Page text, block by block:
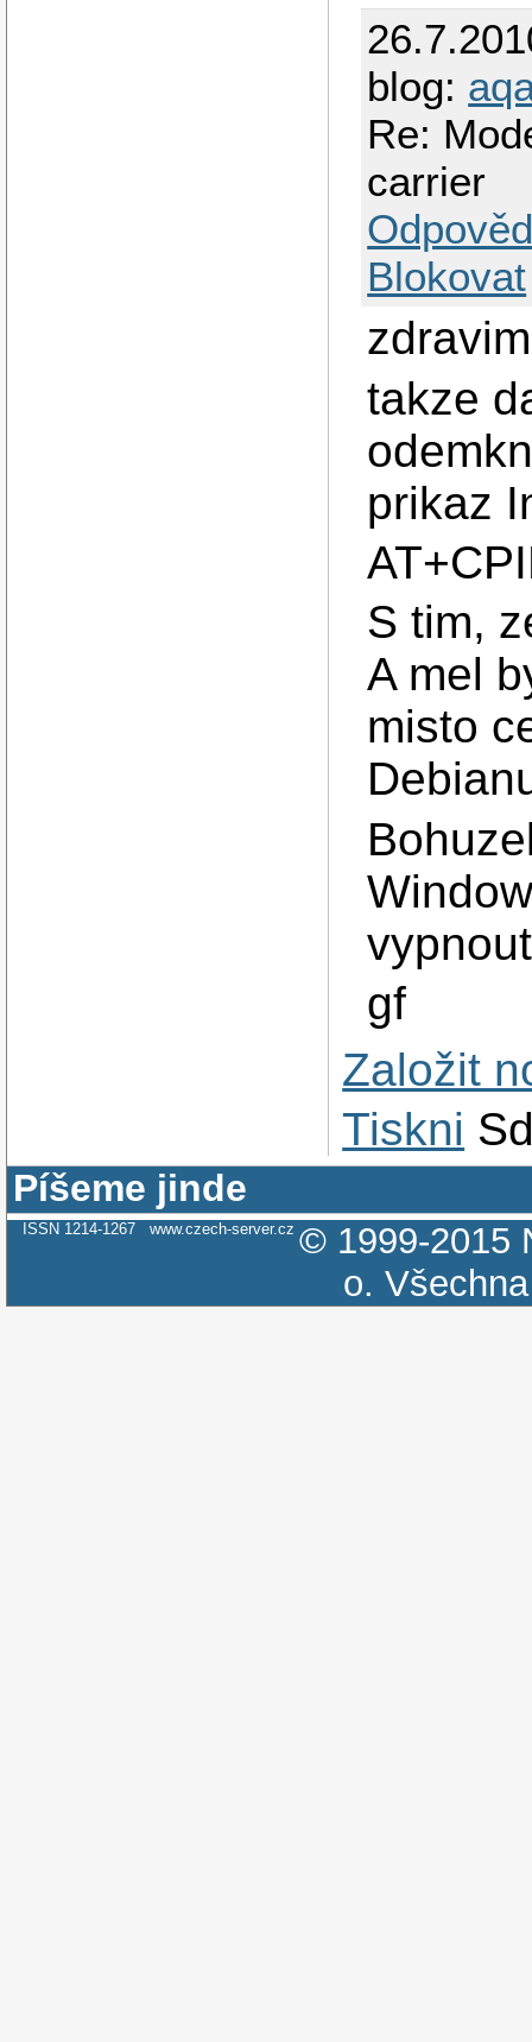
blog:
Re:
carrier
Blokovat
takze
prikaz
S tim,
A mel
misto
gf
Založit
Tiskni
Píšeme jinde
ISSN 1214-1267 www.czech-server.cz © 1999-2015
o.